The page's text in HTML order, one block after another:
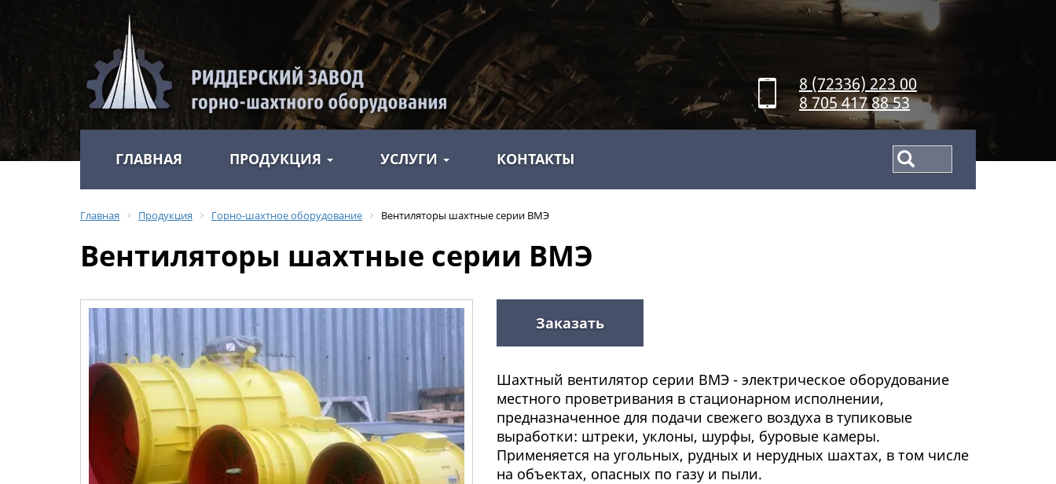
8 (72336) 223 00
8 705 417 88 53
ГЛАВНАЯ ПРОДУКЦИЯ УСЛУГИ КОНТАКТЫ
Главная Продукция Горно-шахтное оборудование Вентиляторы шахтные серии ВМЭ
Вентиляторы шахтные серии ВМЭ
Заказать
Шахтный вентилятор серии ВМЭ - электрическое оборудование
местного проветривания в стационарном исполнении,
предназначенное для подачи свежего воздуха в тупиковые
выработки: штреки, уклоны, шурфы, буровые камеры.
Применяется на угольных, рудных и нерудных шахтах, в том числе
на объектах, опасных по газу и пыли.